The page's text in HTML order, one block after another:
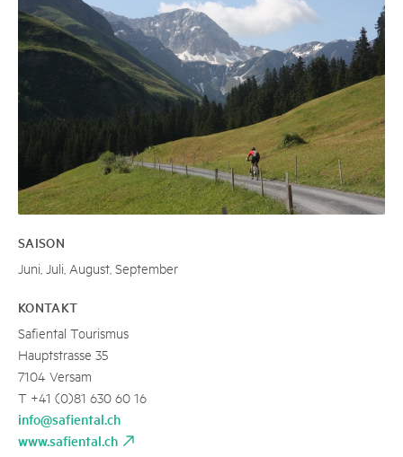
SAISON
Juni, Juli, August, September
KONTAKT
Safiental Tourismus
Hauptstrasse 35
7104 Versam
T +41 (0)81 630 60 16
info@safiental.ch
www.safiental.ch